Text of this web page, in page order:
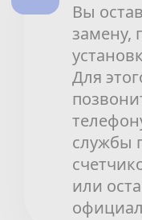
Вы
замену,
Для
службы
или